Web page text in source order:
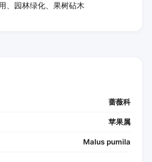
、园林绿化、果树砧木
蔷薇科
苹果属
Malus pumila